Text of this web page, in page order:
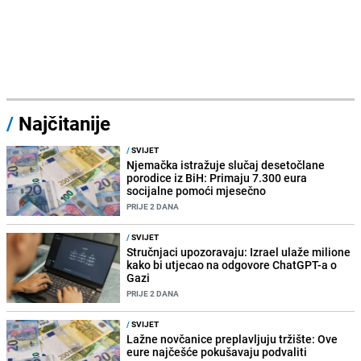
/ Najčitanije
/SVIJET
Njemačka istražuje slučaj desetočlane
porodice iz BiH: Primaju 7.300 eura
socijalne pomoći mjesečno
PRIJE 2 DANA
/SVIJET
Stručnjaci upozoravaju: Izrael ulaže milione
kako bi utjecao na odgovore ChatGPT-a o
Gazi
PRIJE 2 DANA
/SVIJET
Lažne novčanice preplavljuju tržište: Ove
eure najčešće pokušavaju podvaliti